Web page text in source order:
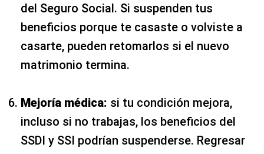
del Seguro Social. Si suspenden tus
beneficios porque te casaste o volviste a
casarte, pueden retomarlos si el nuevo
matrimonio termina.
Mejoría médica: si tu condición mejora,
incluso si no trabajas, los beneficios del
SSDI y SSI podrían suspenderse. Regresar